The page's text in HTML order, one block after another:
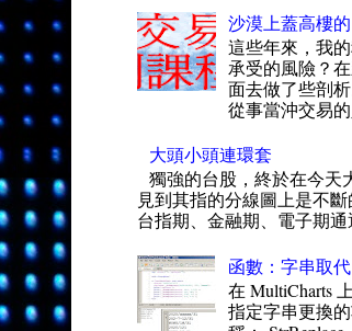
沙漠上蓋高樓的
這些年來，我
承受的風險？
面去做了些剖
從事當沖交易
大頭小頭連環套
獨強的台股，終於在今天
見到其指的分線圖上是不
台指期、金融期、電子期
函數：字串取代
在 MultiCharts
指定字串更換